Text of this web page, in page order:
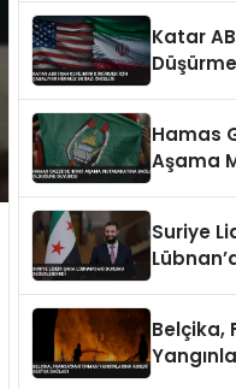
Katar
Hamas
Aşama
Suriye
Belçika,